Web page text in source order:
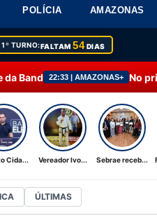
POLÍCIA AMAZONAS
1º TURNO:FALTAM54DIAS
No primeiro debate,
Cida... Vereador Ivo... Sebrae receb...
ÚLTIMAS